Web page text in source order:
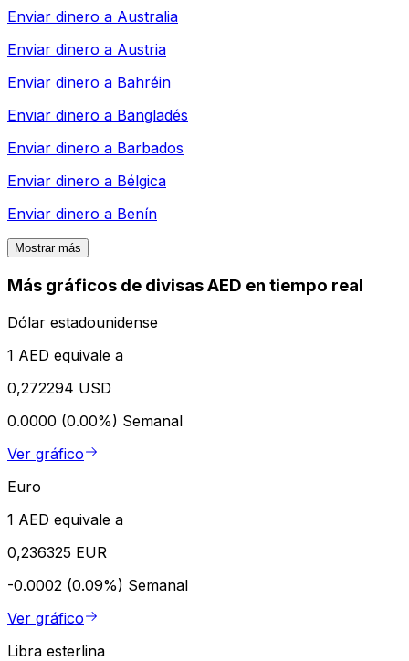
Enviar dinero a Australia
Enviar dinero a Austria
Enviar dinero a Bahréin
Enviar dinero a Bangladés
Enviar dinero a Barbados
Enviar dinero a Bélgica
Enviar dinero a Benín
Mostrar más
Más gráficos de divisas AED en tiempo real
Dólar estadounidense
1 AED equivale a
0,272294 USD
0.0000 (0.00%) Semanal
Ver gráfico
Euro
1 AED equivale a
0,236325 EUR
-0.0002 (0.09%) Semanal
Ver gráfico
Libra esterlina